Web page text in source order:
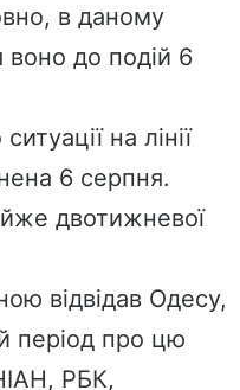
в даному
воно до подій 6
на лінії
6 серпня.
двотижневої
відвідав Одесу,
період про цю
, РБК,